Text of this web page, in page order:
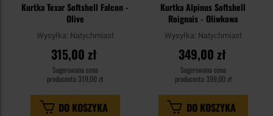
Kurtka Texar Softshell Falcon -
Olive
Wysyłka: Natychmiast
315,00 zł
Sugerowana cena
producenta 319,00 zł
DO KOSZYKA
Kurtka Alpinus Softshell
Roignais - Oliwkowa
Wysyłka: Natychmiast
349,00 zł
Sugerowana cena
producenta 399,00 zł
DO KOSZYKA